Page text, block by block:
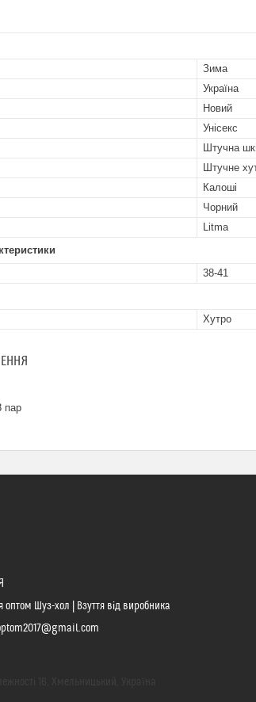
Зима
Україна
Новий
Унісекс
Штучна
Штучне
Калоші
Чорний
Litma
38-41
Хутро
пар
оптом Шуз-хол | Взуття від виробника